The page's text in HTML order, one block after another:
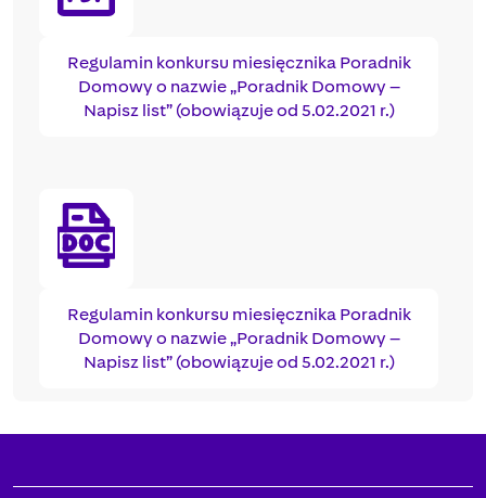
Regulamin konkursu miesięcznika Poradnik
Domowy o nazwie „Poradnik Domowy –
Napisz list” (obowiązuje od 5.02.2021 r.)
Regulamin konkursu miesięcznika Poradnik
Domowy o nazwie „Poradnik Domowy –
Napisz list” (obowiązuje od 5.02.2021 r.)